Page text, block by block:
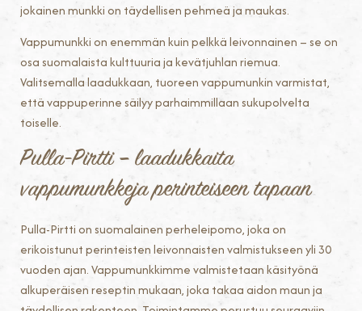
jokainen munkki on täydellisen pehmeä ja maukas.
Vappumunkki on enemmän kuin pelkkä leivonnainen – se on
osa suomalaista kulttuuria ja kevätjuhlan riemua.
Valitsemalla laadukkaan, tuoreen vappumunkin varmistat,
että vappuperinne säilyy parhaimmillaan sukupolvelta
toiselle.
Pulla-Pirtti – laadukkaita
vappumunkkeja perinteiseen tapaan
Pulla-Pirtti on suomalainen perheleipomo, joka on
erikoistunut perinteisten leivonnaisten valmistukseen yli 30
vuoden ajan. Vappumunkkimme valmistetaan käsityönä
alkuperäisen reseptin mukaan, joka takaa aidon maun ja